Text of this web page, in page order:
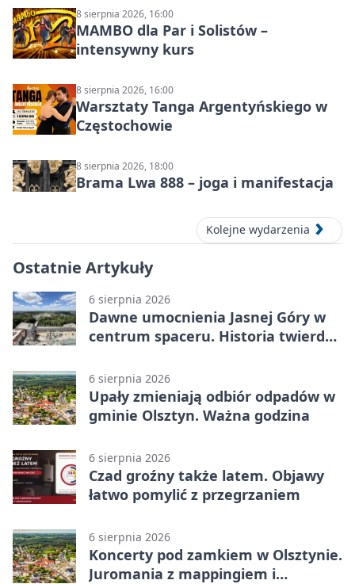
8 sierpnia 2026, 16:00
MAMBO dla Par i Solistów –
intensywny kurs
8 sierpnia 2026, 16:00
Warsztaty Tanga Argentyńskiego w
Częstochowie
8 sierpnia 2026, 18:00
Brama Lwa 888 – joga i manifestacja
Kolejne wydarzenia
Ostatnie Artykuły
6 sierpnia 2026
Dawne umocnienia Jasnej Góry w
centrum spaceru. Historia twierdzy
6 sierpnia 2026
Upały zmieniają odbiór odpadów w
gminie Olsztyn. Ważna godzina
6 sierpnia 2026
Czad groźny także latem. Objawy
łatwo pomylić z przegrzaniem
6 sierpnia 2026
Koncerty pod zamkiem w Olsztynie.
Juromania z mappingiem i